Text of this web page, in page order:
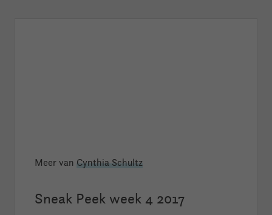
Meer van Cynthia Schultz
Sneak Peek week 4 2017